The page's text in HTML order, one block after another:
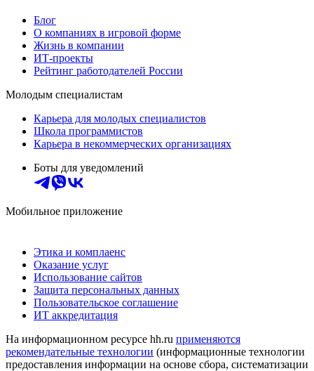
Блог
О компаниях в игровой форме
Жизнь в компании
ИТ-проекты
Рейтинг работодателей России
Молодым специалистам
Карьера для молодых специалистов
Школа программистов
Карьера в некоммерческих организациях
Боты для уведомлений
Мобильное приложение
Этика и комплаенс
Оказание услуг
Использование сайтов
Защита персональных данных
Пользовательское соглашение
ИТ аккредитация
На информационном ресурсе hh.ru применяются
рекомендательные технологии (информационные технологии
предоставления информации на основе сбора, систематизации